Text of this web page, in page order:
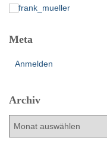
Meta
Anmelden
Archiv